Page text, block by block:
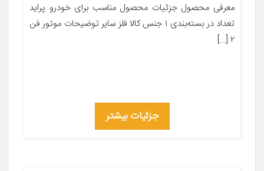
معرفی محصول جزئیات محصول مناسب برای خودرو پراید
تعداد در بسته‌بندی ۱ جنس کالا فلز سایر توضیحات موتور فن
۲ […]
جزئیات بیشتر